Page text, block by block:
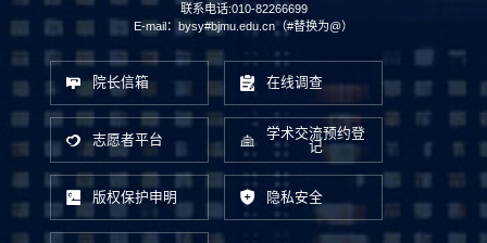
联系电话:010-82266699
E-mail：bysy#bjmu.edu.cn（#替换为@）
院长信箱 在线调查
志愿者平台
学术交流预约登
记
版权保护申明 隐私安全